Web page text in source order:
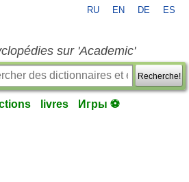
RU EN DE ES
sur 'Academic'
Recherche!
livres Игры ⚽